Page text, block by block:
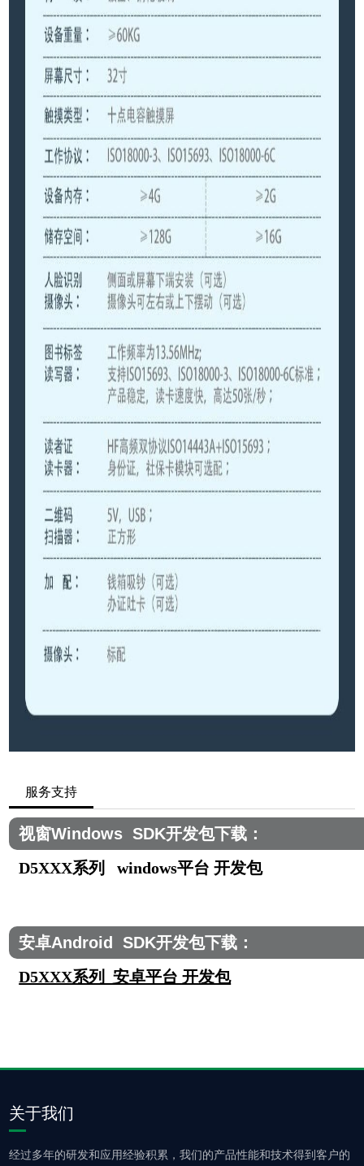
服务支持
视窗Windows SDK开发包下载：
D5XXX系列 windows平台 开发包
安卓Android SDK开发包下载：
D5XXX系列 安卓平台 开发包
关于我们
经过多年的研发和应用经验积累，我们的产品性能和技术得到客户的